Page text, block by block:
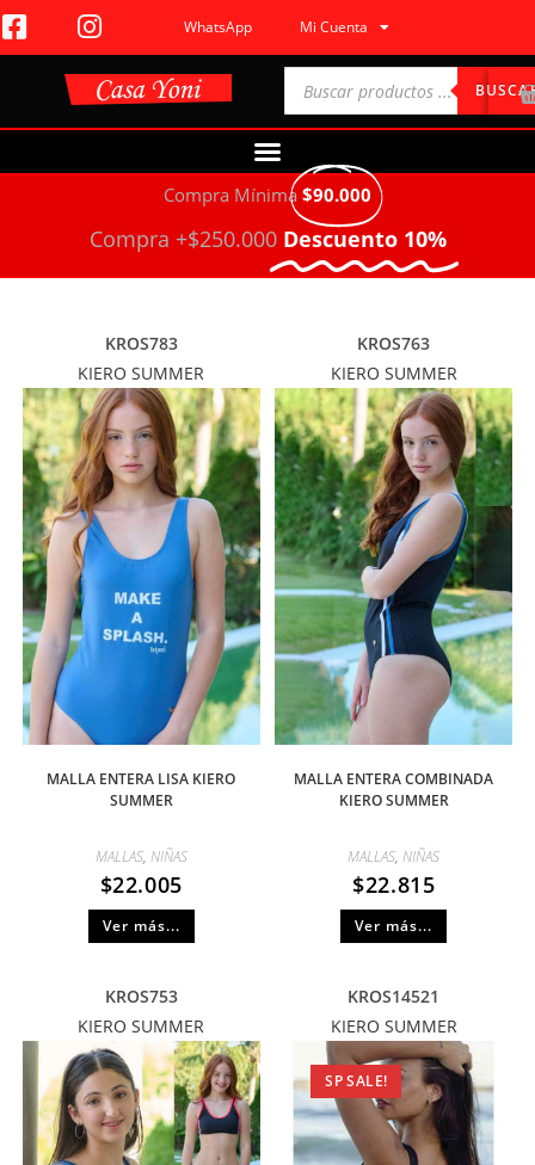
WhatsApp Mi Cuenta
Compra Mínima $90.000
Compra +$250.000 Descuento 10%
KROS783
KIERO SUMMER
MALLA ENTERA LISA KIERO
SUMMER
MALLAS, NIÑAS
$22.005
Ver más...
KROS763
KIERO SUMMER
MALLA ENTERA COMBINADA
KIERO SUMMER
MALLAS,NIÑAS
$22.815
Ver más...
KROS753
KIERO SUMMER
KROS14521
KIERO SUMMER
SP SALE!